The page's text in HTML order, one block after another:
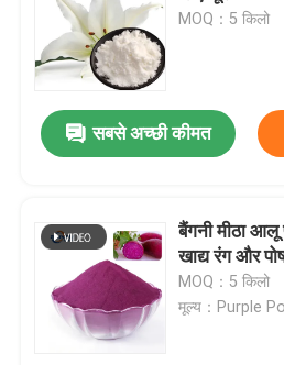
MOQ：5 किलो
सबसे अच्छी कीमत
बैंगनी मीठा आलू
खाद्य रंग और
MOQ：5 किलो
मूल्य：Purple